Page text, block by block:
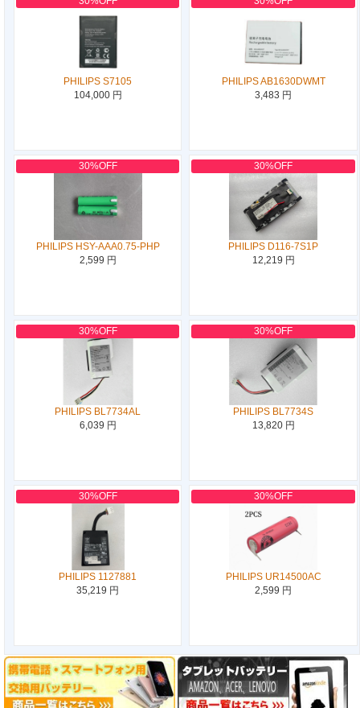
PHILIPS S7105
104,000 円
PHILIPS AB1630DWMT
3,483 円
30%OFF
PHILIPS HSY-AAA0.75-PHP
2,599 円
30%OFF
PHILIPS D116-7S1P
12,219 円
30%OFF
PHILIPS BL7734AL
6,039 円
30%OFF
PHILIPS BL7734S
13,820 円
30%OFF
PHILIPS 1127881
35,219 円
30%OFF
PHILIPS UR14500AC
2,599 円